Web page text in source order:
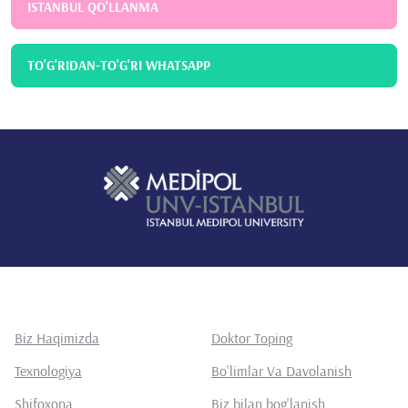
ISTANBUL QO'LLANMA
TO'G'RIDAN-TO'G'RI WHATSAPP
Biz Haqimizda
Doktor Toping
Texnologiya
Bo'limlar Va Davolanish
Shifoxona
Biz bilan bog'lanish